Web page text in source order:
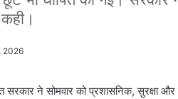
2026
सरकार ने सोमवार को प्रशासनिक,